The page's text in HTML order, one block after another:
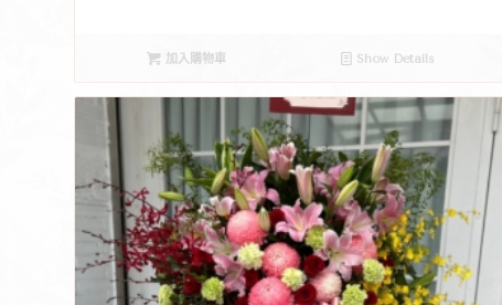
加入購物車 Show Details